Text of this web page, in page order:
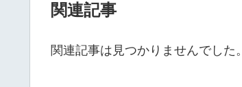
関連記事
関連記事は見つかりませんでした。